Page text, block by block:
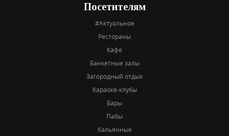
Посетителям
#Актуальное
Рестораны
Кафе
Банкетные залы
Загородный отдых
Караоке-клубы
Бары
Пабы
Кальянные